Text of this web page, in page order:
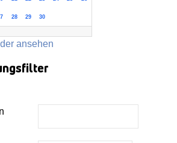
28 29 30
ansehen